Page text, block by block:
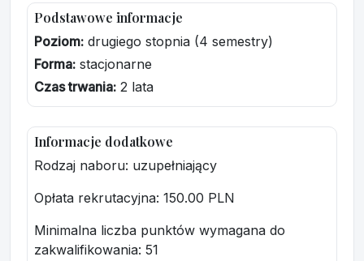
Podstawowe informacje
Poziom: drugiego stopnia (4 semestry)
Forma: stacjonarne
Czas trwania: 2 lata
Informacje dodatkowe
Rodzaj naboru: uzupełniający
Opłata rekrutacyjna: 150.00 PLN
Minimalna liczba punktów wymagana do
zakwalifikowania: 51